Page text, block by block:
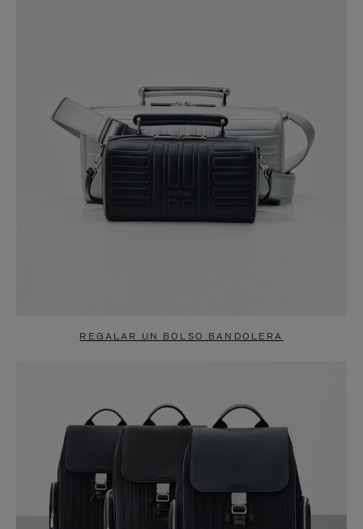
REGALAR UN BOLSO BANDOLERA